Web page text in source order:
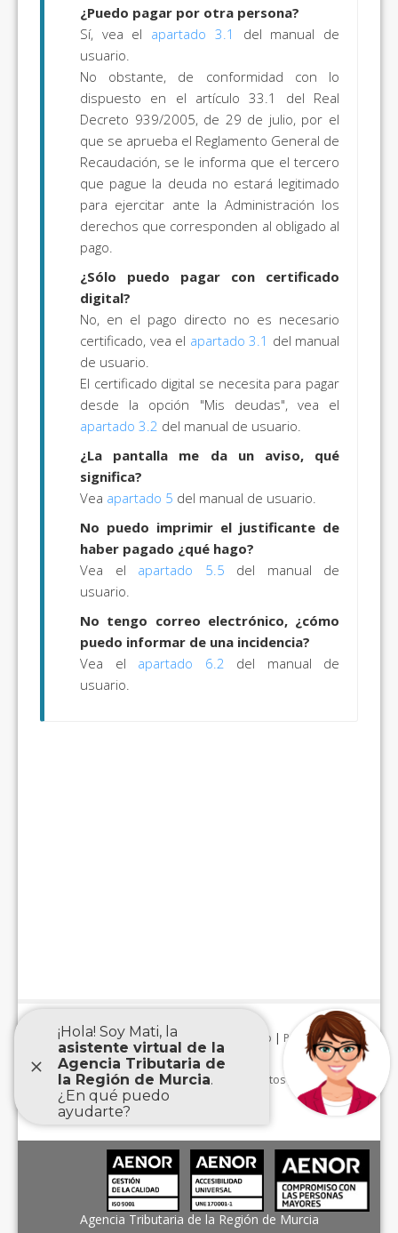
¿Puedo pagar por otra persona?
Sí, vea el apartado 3.1
del manual de
usuario.
No obstante, de conformidad con lo
dispuesto en el artículo 33.1 del Real
Decreto 939/2005, de 29 de julio, por el
que se aprueba el Reglamento General de
Recaudación, se le informa que el tercero
que pague la deuda no estará legitimado
para ejercitar ante la Administración los
derechos que corresponden al obligado al
pago.
¿Sólo puedo pagar con certificado
digital?
No, en el pago directo no es necesario
certificado, vea el apartado 3.1 del manual
de usuario.
El certificado digital se necesita para pagar
desde la opción "Mis deudas", vea el
apartado 3.2 del manual de usuario.
¿La pantalla me da un aviso, qué
significa?
Vea apartado 5 del manual de usuario.
No puedo imprimir el justificante de
haber pagado ¿qué hago?
Vea el apartado 5.5 del manual de
usuario.
No tengo correo electrónico, ¿cómo
puedo informar de una incidencia?
Vea el apartado 6.2 del manual de
usuario.
Aviso Legal |Accesibilidad Mapa Web | Protección de
datos personales|
Agencia Tributaria de la Región de Murcia